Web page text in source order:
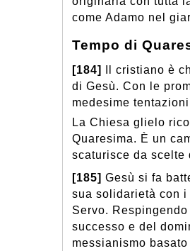
come Adamo nel
Tempo di
[184]
Il cristiano è
di Gesù. Con le
medesime
La Chiesa glielo
Quaresima. È un
scaturisce da scelte
[185] Gesù si fa
sua solidarietà con
Servo.
successo e del
messianismo